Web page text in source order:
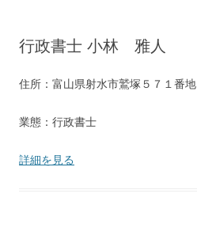
行政書士 小林 雅人
住所：富山県射水市鷲塚５７１番地
業態：行政書士
詳細を見る